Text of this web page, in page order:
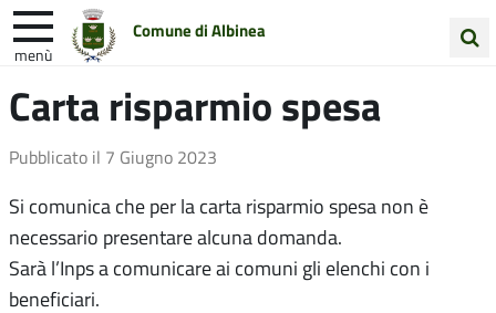
Comune di Albinea
menù
nel
Entra in Comune
Unione Colline Matildiche
Carta risparmio spesa
Pubblicato il 7 Giugno 2023
Si comunica che per la carta risparmio spesa non è
necessario presentare alcuna domanda.
Sarà l’Inps a comunicare ai comuni gli elenchi con i
beneficiari.